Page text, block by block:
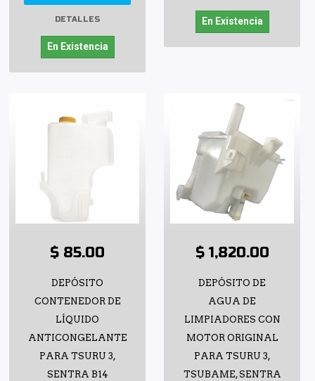
DETALLES
En Existencia
En Existencia
$ 85.00
DEPÓSITO
CONTENEDOR DE
LÍQUIDO
ANTICONGELANTE
PARA TSURU 3,
SENTRA B14
$ 1,820.00
DEPÓSITO DE
AGUA DE
LIMPIADORES CON
MOTOR ORIGINAL
PARA TSURU 3,
TSUBAME, SENTRA